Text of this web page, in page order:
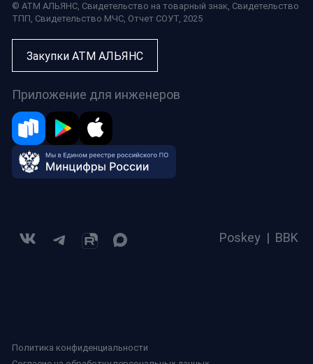
© АТМ АЛЬЯНС, Свидетельство на товарный знак, Свидетельство
ТПП, Свидетельство МЧС, Отчет СОУТ, 2025
Закупки АТМ АЛЬЯНС
Приложение для инженеров
Poskey | BBK
Политика конфиденциальности